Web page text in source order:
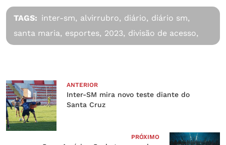
TAGS: inter-sm, alvirrubro, diário, diário sm,
santa maria, esportes, 2023, divisão de acesso,
ANTERIOR
Inter-SM mira novo teste diante do
Santa Cruz
PRÓXIMO